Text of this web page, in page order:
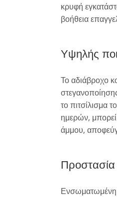
κρυφή
βοήθεια
Υψηλής
Το αδιάβροχο
το πιτσίλισμα
ημερών,
άμμου,
Προστασία
Ενσωματωμένη